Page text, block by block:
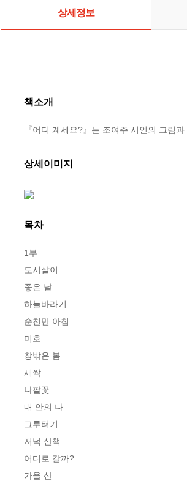
상세정보
책소개
『어디 계세요?』는 조여주 시인의 그림
상세이미지
목차
1부
도시살이
좋은 날
하늘바라기
순천만 아침
미호
창밖은 봄
새싹
나팔꽃
내 안의 나
그루터기
저녁 산책
어디로 갈까?
가을 산